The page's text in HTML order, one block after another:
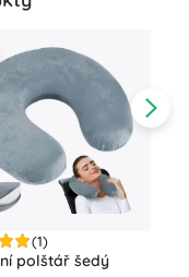
(1)
polštář šedý